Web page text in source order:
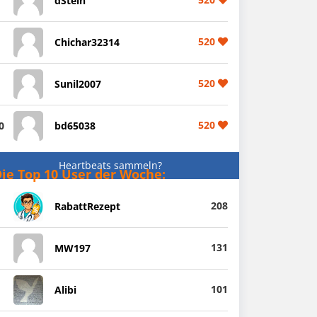
Chichar32314 520
Sunil2007 520
bd65038 520
Heartbeats sammeln?
Top 10 User der Woche:
RabattRezept 208
MW197 131
Alibi 101